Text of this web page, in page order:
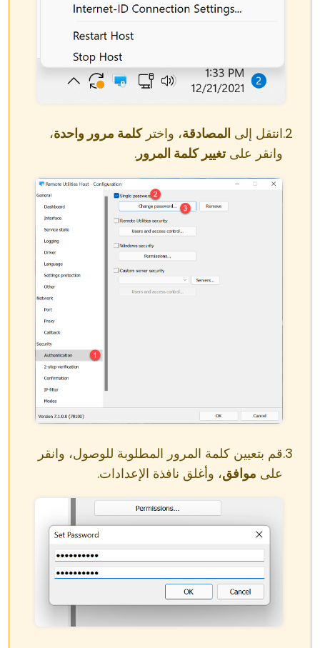
انتقل إلى المصادقة، واختركلمة مرور واحدة،
وانقر علىتغيير كلمة المرور.
قم بتعيين كلمة المرور المطلوبة للوصول، وانقر
على موافق، وأغلق نافذة الإعدادات.